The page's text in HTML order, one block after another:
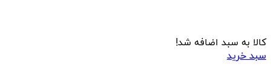
کالا به سبد اضافه شد!
سبد خرید